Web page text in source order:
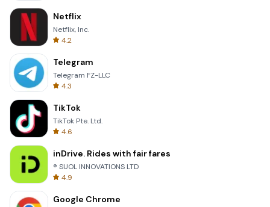
Netflix
Netflix, Inc.
4.2
Telegram
Telegram FZ-LLC
4.3
TikTok
TikTok Pte. Ltd.
4.6
inDrive. Rides with fair fares
® SUOL INNOVATIONS LTD
4.9
Google Chrome